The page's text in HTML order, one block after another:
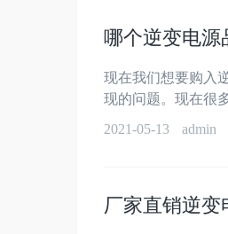
哪个逆变电源
现在我们想要购入
现的问题。现在很
2021-05-13
admin
厂家直销逆变